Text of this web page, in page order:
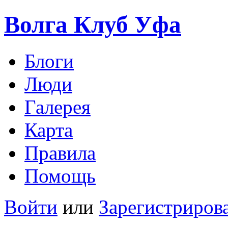
Волга Клуб Уфа
Блоги
Люди
Галерея
Карта
Правила
Помощь
Войти или